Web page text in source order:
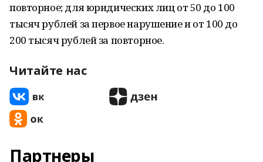
повторное; для юридических лиц от 50 до 100
тысяч рублей за первое нарушение и от 100 до
200 тысяч рублей за повторное.
Читайте нас
Партнеры